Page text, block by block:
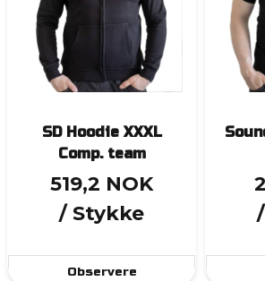
SD Hoodie XXXL
Comp. team
519,2 NOK
/ Stykke
Observere